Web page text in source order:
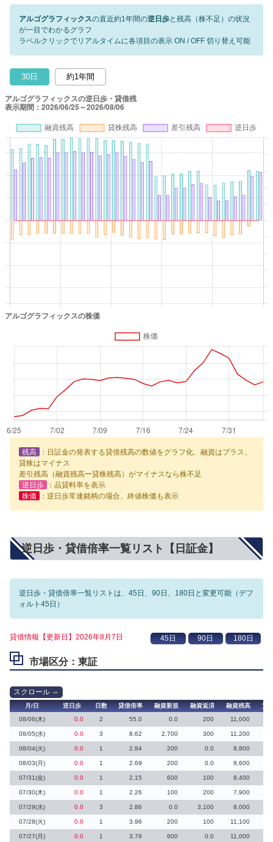
アルゴグラフィックスの直近約1年間の逆日歩と残高（株不足）の状況
が一目でわかるグラフ
ラベルクリックでリアルタイムに各項目の表示 ON / OFF 切り替え可能
30日 約1年間
残高
：日証金の発表する貸借残高の数値をグラフ化、融資はプラス、
貸株はマイナス
差引残高（融資残高ー貸株残高）がマイナスなら株不足
逆日歩
：品貸料率を表示
株価
：逆日歩常連銘柄の場合、終値株価も表示
逆日歩・貸借倍率一覧リスト【日証金】
逆日歩・貸借倍率一覧リストは、45日、90日、180日と変更可能（デフ
ォルト45日）
貸借情報【更新日】2026年8月7日
市場区分：東証
月/日 逆日歩 日数 貸借倍率 融資新規 融資返済 融資残高
貸
08/06(木)
0.0 2 55.0 0.0 200 11,000
08/05(水) 0.0 3 8.62 2,700 300 11,200
08/04(火) 0.0 1 2.84 200 0.0 8,800
08/03(月) 0.0 1 2.69 200 0.0 8,600
07/31(金) 0.0 1 2.15 600 100 8,400
07/30(木) 0.0 1 2.26 100 200 7,900
07/29(水) 0.0 3 2.86 0.0 3,100 8,000
07/28(火) 0.0 1 3.96 200 100 11,100
07/27(月) 0.0 1 3.79 600 0.0 11,000